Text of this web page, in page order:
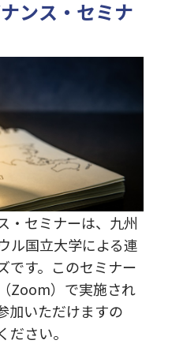
ンス・セミナ
・セミナーは、九州
ル国立大学による連
です。このセミナー
Zoom）で実施され
加いただけますの
さい。